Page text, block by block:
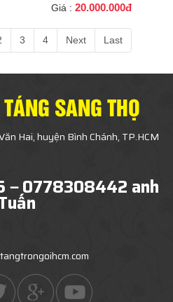
NGHI LỄ HỎA TÁNG
Giá : 20.000.000đ
3 4 Next Last
SANG THỌ
Hai, huyện Bình Chánh, TP.HCM
－0778308442 anh